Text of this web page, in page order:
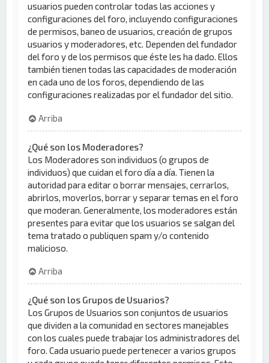
usuarios pueden controlar todas las acciones y
configuraciones del foro, incluyendo configuraciones
de permisos, baneo de usuarios, creación de grupos
usuarios y moderadores, etc. Dependen del fundador
del foro y de los permisos que éste les ha dado. Ellos
también tienen todas las capacidades de moderación
en cada uno de los foros, dependiendo de las
configuraciones realizadas por el fundador del sitio.
Arriba
¿Qué son los Moderadores?
Los Moderadores son individuos (o grupos de
individuos) que cuidan el foro día a día. Tienen la
autoridad para editar o borrar mensajes, cerrarlos,
abrirlos, moverlos, borrar y separar temas en el foro
que moderan. Generalmente, los moderadores están
presentes para evitar que los usuarios se salgan del
tema tratado o publiquen spam y/o contenido
malicioso.
Arriba
¿Qué son los Grupos de Usuarios?
Los Grupos de Usuarios son conjuntos de usuarios
que dividen a la comunidad en sectores manejables
con los cuales puede trabajar los administradores del
foro. Cada usuario puede pertenecer a varios grupos